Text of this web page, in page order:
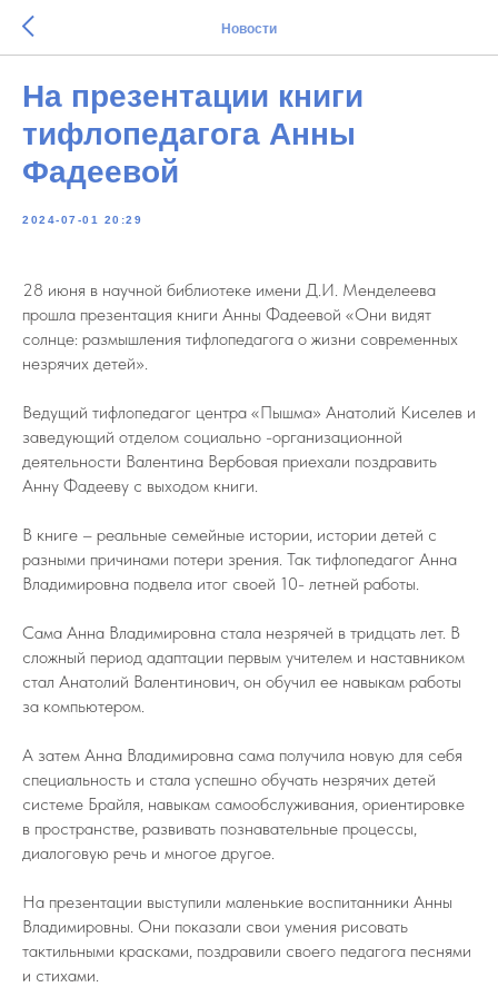
Новости
На презентации книги
тифлопедагога Анны
Фадеевой
2024-07-01 20:29
28 июня в научной библиотеке имени Д.И. Менделеева
прошла презентация книги Анны Фадеевой «Они видят
солнце: размышления тифлопедагога о жизни современных
незрячих детей».
Ведущий тифлопедагог центра «Пышма» Анатолий Киселев и
заведующий отделом социально -организационной
деятельности Валентина Вербовая приехали поздравить
Анну Фадееву с выходом книги.
В книге – реальные семейные истории, истории детей с
разными причинами потери зрения. Так тифлопедагог Анна
Владимировна подвела итог своей 10- летней работы.
Сама Анна Владимировна стала незрячей в тридцать лет. В
сложный период адаптации первым учителем и наставником
стал Анатолий Валентинович, он обучил ее навыкам работы
за компьютером.
А затем Анна Владимировна сама получила новую для себя
специальность и стала успешно обучать незрячих детей
системе Брайля, навыкам самообслуживания, ориентировке
в пространстве, развивать познавательные процессы,
диалоговую речь и многое другое.
На презентации выступили маленькие воспитанники Анны
Владимировны. Они показали свои умения рисовать
тактильными красками, поздравили своего педагога песнями
и стихами.